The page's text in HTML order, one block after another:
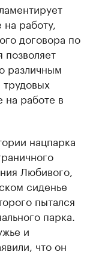
работу,
договора по
позволяет
различным
на работе в
нацпарка
Любивого,
сиденье
пытался
парка.
и
что он